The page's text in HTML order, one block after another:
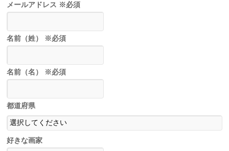
メールアドレス ※必須
名前（姓） ※必須
名前（名） ※必須
都道府県
好きな画家